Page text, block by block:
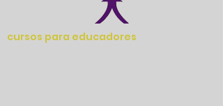
cursos para educadores